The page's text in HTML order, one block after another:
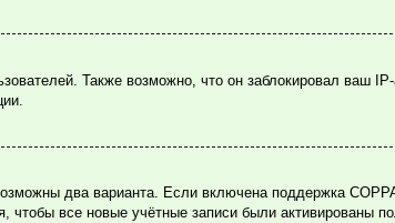
Также возможно, что он заблокировал ваш
два варианта. Если включена поддержка
все новые учётные записи были активированы